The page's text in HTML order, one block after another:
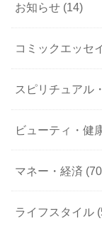
お知らせ (14)
コミックエッセ
スピリチュアル
ビューティ・健
マネー・経済
ライフスタイル